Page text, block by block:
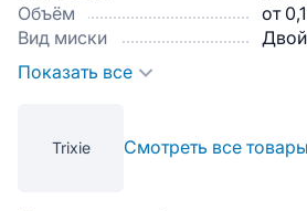
Объём
от
Вид миски
Показать все
Trixie Смотреть все